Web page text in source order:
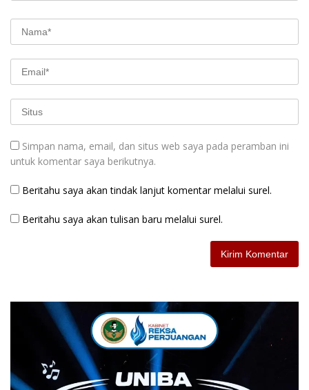
Simpan nama, email, dan situs web saya pada peramban ini
untuk komentar saya berikutnya.
Beritahu saya akan tindak lanjut komentar melalui surel.
Beritahu saya akan tulisan baru melalui surel.